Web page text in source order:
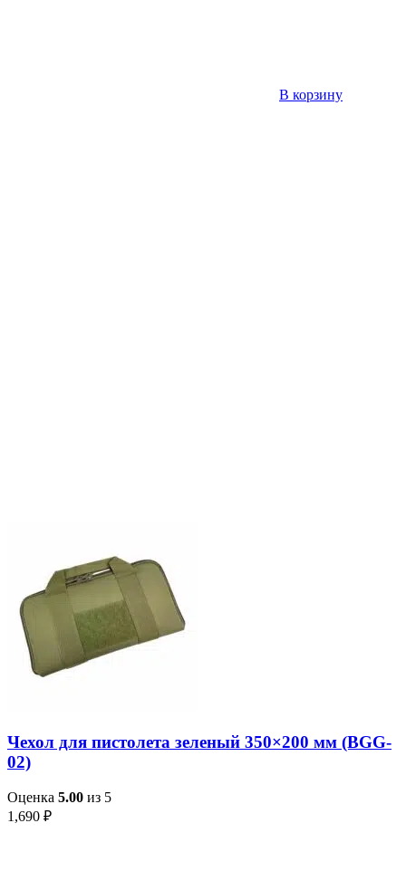
В корзину
Чехол для пистолета зеленый 350×200 мм (BGG-
02)
Оценка 5.00 из 5
1,690 ₽